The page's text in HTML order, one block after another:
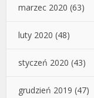
marzec 2020 (63)
luty 2020 (48)
styczeń 2020 (43)
grudzień 2019 (47)